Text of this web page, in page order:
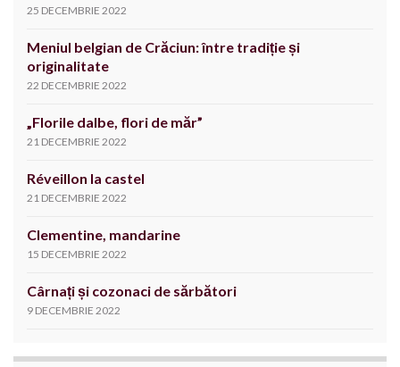
25 DECEMBRIE 2022
Meniul belgian de Crăciun: între tradiție și
originalitate
22 DECEMBRIE 2022
„Florile dalbe, flori de măr”
21 DECEMBRIE 2022
Réveillon la castel
21 DECEMBRIE 2022
Clementine, mandarine
15 DECEMBRIE 2022
Cârnați și cozonaci de sărbători
9 DECEMBRIE 2022